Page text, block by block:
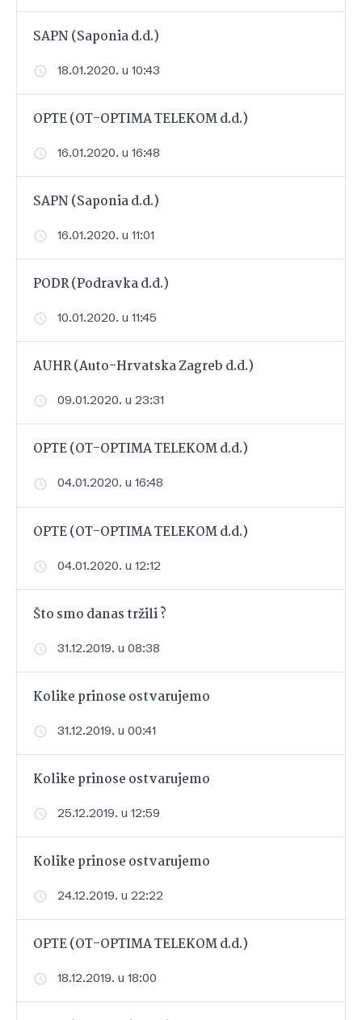
SAPN (Saponia d.d.)
18.01.2020. u 10:43
OPTE (OT-OPTIMA TELEKOM d.d.)
16.01.2020. u 16:48
SAPN (Saponia d.d.)
16.01.2020. u 11:01
PODR (Podravka d.d.)
10.01.2020. u 11:45
AUHR (Auto-Hrvatska Zagreb d.d.)
09.01.2020. u 23:31
OPTE (OT-OPTIMA TELEKOM d.d.)
04.01.2020. u 16:48
OPTE (OT-OPTIMA TELEKOM d.d.)
04.01.2020. u 12:12
Što smo danas tržili ?
31.12.2019. u 08:38
Kolike prinose ostvarujemo
31.12.2019. u 00:41
Kolike prinose ostvarujemo
25.12.2019. u 12:59
Kolike prinose ostvarujemo
24.12.2019. u 22:22
OPTE (OT-OPTIMA TELEKOM d.d.)
18.12.2019. u 18:00